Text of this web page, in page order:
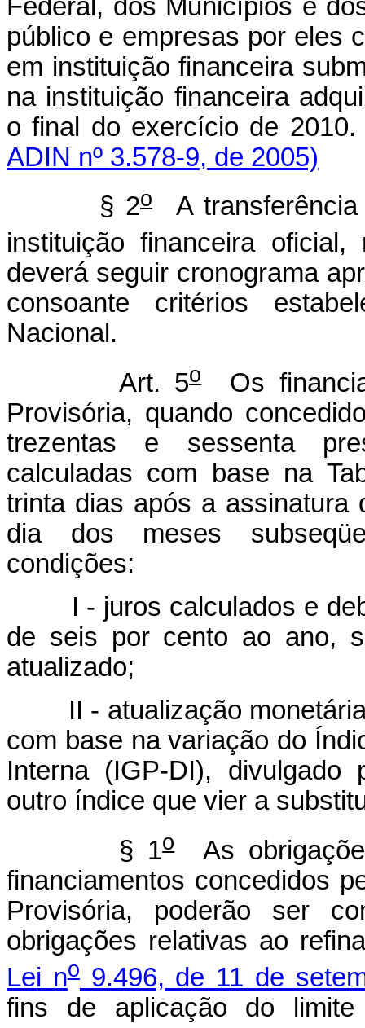
Federal, dos Municípios e
público e empresas por eles
em instituição financeira
na instituição financeira
o final do exercício de
ADIN nº 3.578-9, de 2005)
§ 2oA transferência
instituição financeira
deverá seguir cronograma
consoante critérios
Nacional.
Art. 5oOs
Provisória, quando
trezentas e sessenta
calculadas com base na
trinta dias após a assinatura
dia dos meses
condições:
I - juros calculados e
de seis por cento ao ano,
atualizado;
II - atualização monetária
com base na variação do
Interna (IGP-DI), divulgado
outro índice que vier a
§ 1oAs
financiamentos concedidos
Provisória, poderão ser
obrigações relativas ao
Lei no9.496, de 11 de
fins de aplicação do limite